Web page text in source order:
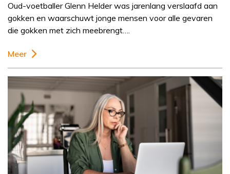
Oud-voetballer Glenn Helder was jarenlang verslaafd aan
gokken en waarschuwt jonge mensen voor alle gevaren
die gokken met zich meebrengt….
Meer